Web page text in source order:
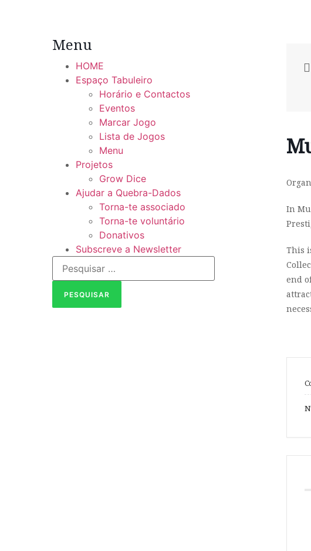
Menu
HOME
Espaço Tabuleiro
Horário e Contactos
Eventos
Marcar Jogo
Lista de Jogos
Menu
Projetos
Grow Dice
Ajudar a Quebra-Dados
Torna-te associado
Torna-te voluntário
Donativos
Subscreve a Newsletter
In
This
end